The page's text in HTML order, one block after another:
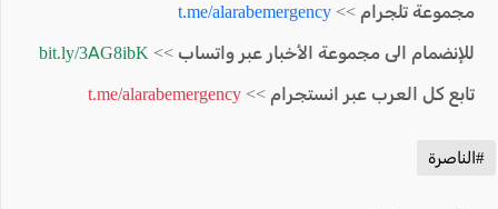
مجموعة تلجرام >> t.me/alarabemergency
للإنضمام الى مجموعة الأخبار عبر واتساب >> bit.ly/3AG8ibK
تابع كل العرب عبر انستجرام >> t.me/alarabemergency
#الناصرة